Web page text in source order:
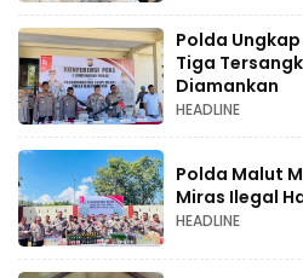
Polda
Tiga
Diamankan
HEADLINE
Polda Malut
Miras Ilegal
HEADLINE